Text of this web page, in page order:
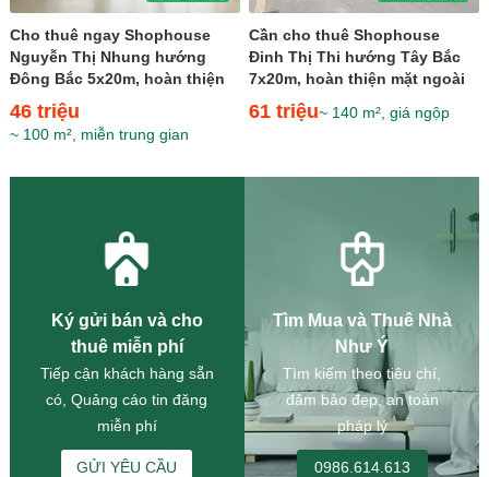
Cho thuê ngay Shophouse
Nguyễn Thị Nhung hướng
Đông Bắc 5x20m, hoàn thiện
nội thất trục thương mại...
46 triệu
~ 100 m², miễn trung gian
Cần cho thuê Shophouse
Đinh Thị Thi hướng Tây Bắc
7x20m, hoàn thiện mặt ngoài
ngay khu sầm uất giá 61...
61 triệu~ 140 m², giá ngộp
Ký gửi bán và cho
thuê miễn phí
Tiếp cận khách hàng sẵn
có, Quảng cáo tin đăng
miễn phí
GỬI YÊU CẦU
Tìm Mua và Thuê Nhà
Như Ý
Tìm kiếm theo tiêu chí,
đảm bảo đẹp, an toàn
pháp lý
0986.614.613